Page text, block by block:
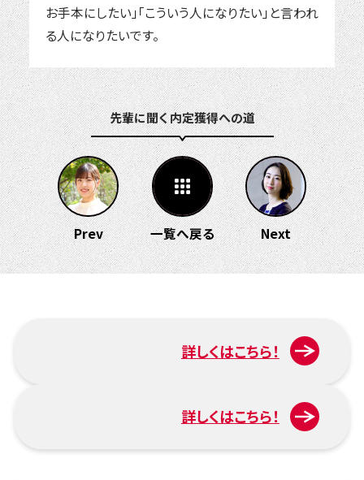
お手本にしたい」「こういう人になりたい」と言われ
る人になりたいです。
先輩に聞く 内定獲得への道
Prev 一覧へ戻る Next
詳しくはこちら！
詳しくはこちら！